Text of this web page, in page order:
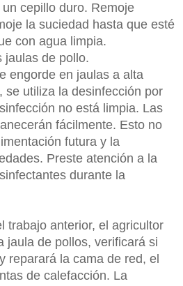
cepillo duro. Remoje
la suciedad hasta que esté
con agua limpia.
jaulas de pollo.
engorde en jaulas a alta
se utiliza la desinfección por
no está limpia. Las
fácilmente. Esto no
futura y la
Preste atención a la
durante la
trabajo anterior, el agricultor
jaula de pollos, verificará si
reparará la cama de red, el
de calefacción. La